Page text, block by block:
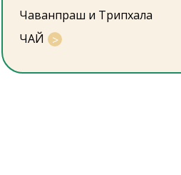
Чаванпраш и Трипхала
ЧАЙ